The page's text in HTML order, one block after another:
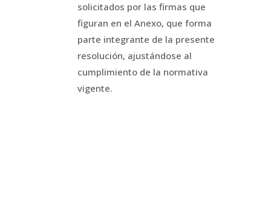
solicitados por las firmas que
figuran en el Anexo, que forma
parte integrante de la presente
resolución, ajustándose al
cumplimiento de la normativa
vigente.